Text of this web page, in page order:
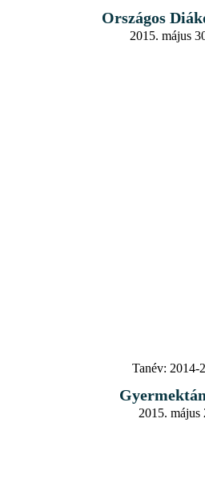
Országos
2015. május
Tanév: 2014-
2015. május